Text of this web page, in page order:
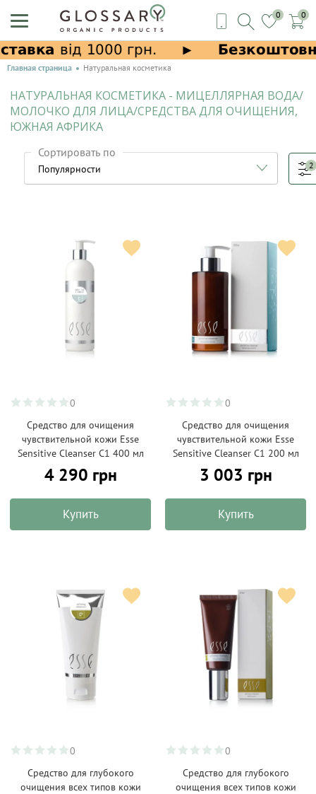
0 0
Главная страница Натуральная косметика
НАТУРАЛЬНАЯ КОСМЕТИКА - МИЦЕЛЛЯРНАЯ ВОДА/
МОЛОЧКО ДЛЯ ЛИЦА/СРЕДСТВА ДЛЯ ОЧИЩЕНИЯ,
ЮЖНАЯ АФРИКА
Сортировать по
2
0
Средство для очищения
чувствительной кожи Esse
Sensitive Cleanser C1 400 мл
4 290 грн
Купить
0
Средство для очищения
чувствительной кожи Esse
Sensitive Cleanser C1 200 мл
3 003 грн
Купить
0
Средство для глубокого
очищения всех типов кожи
0
Средство для глубокого
очищения всех типов кожи